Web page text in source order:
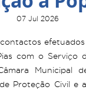
07 Jul 2026
com o Serviço
Municipal
Proteção Civil e